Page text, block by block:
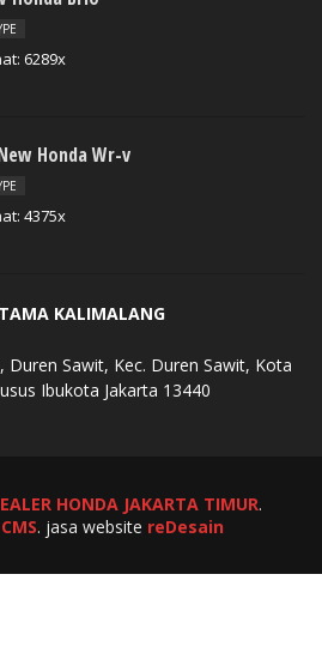
6289x
Honda Wr-v
4375x
KALIMALANG
Duren Sawit, Kec. Duren Sawit, Kota
Ibukota Jakarta 13440
HONDA JAKARTA TIMUR.
CMS. jasa website reDesain